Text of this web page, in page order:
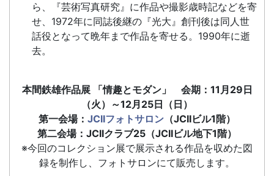
ら、『芸術写真研究』に作品や撮影歳時記などを寄
せ、1972年に同誌後継の『光大』創刊後は同人世
話役となって晩年まで作品を寄せる。1990年に逝
去。
本間鉄雄作品展 「情趣とモダン」 会期：11月29日
（火）～12月25日（日）
第一会場： JCIIフォトサロン （JCIIビル1階）
第二会場：JCIIクラブ25（JCIIビル地下1階）
※今回のコレクション展で展示される作品を収めた図
録を制作し、フォトサロンにて販売します。